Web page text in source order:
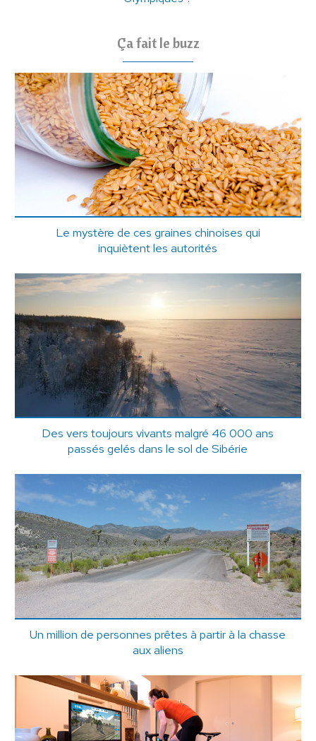
Ça fait le buzz
Le mystère de ces graines chinoises qui
inquiètent les autorités
Des vers toujours vivants malgré 46 000 ans
passés gelés dans le sol de Sibérie
Un million de personnes prêtes à partir à la chasse
aux aliens